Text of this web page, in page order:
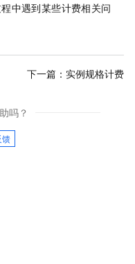
中遇到某些计费相关问
下一篇： 实例规格计费
吗？
馈